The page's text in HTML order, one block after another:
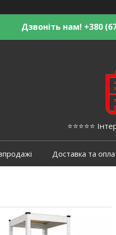
Дзвоніть нам! +380
⭐️⭐️⭐️⭐️⭐️
Доставка та